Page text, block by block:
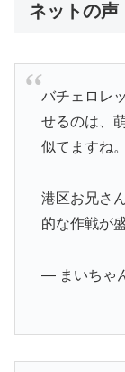
ネットの声
バチェロレ
せるのは、
似てますね
港区お兄さ
的な作戦が
— まいちゃ